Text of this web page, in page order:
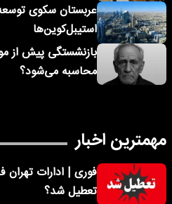
عربستان سکوی
استیبل‌کوین‌ها
بازنشستگی پیش از
محاسبه می‌شود؟
مهمترین اخبار
تعطیل شد؟